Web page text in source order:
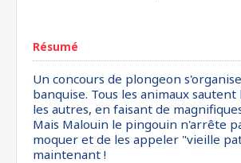
Résumé
Un concours de plongeon
banquise. Tous les animaux sautent
les autres, en faisant de
Mais Malouin le pingouin n'arrête
moquer et de les appeler "vieille
maintenant !